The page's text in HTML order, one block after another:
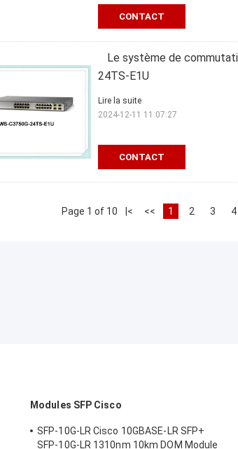
CONTACT
Le système de
24TS-E1U
CONTACT
Lire la suite
2024-12-11 11:07:27
Page 1 of 10 |< << 1 2 3 4
Modules SFP Cisco
SFP-10G-LR Cisco 10GBASE-LR SFP+
SFP-10G-LR 1310nm 10km DOM Module